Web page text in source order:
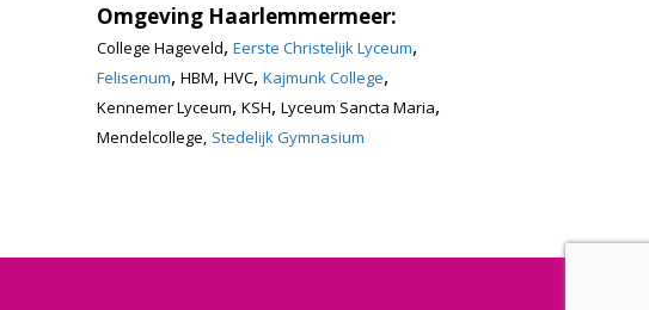
Omgeving Haarlemmermeer:
College Hageveld, Eerste Christelijk Lyceum,
Felisenum, HBM, HVC, Kajmunk College,
Kennemer Lyceum, KSH, Lyceum Sancta Maria,
Mendelcollege, Stedelijk Gymnasium